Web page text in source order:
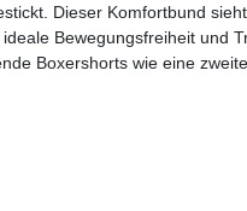
Dieser Komfortbund
Bewegungsfreiheit
Boxershorts wie eine